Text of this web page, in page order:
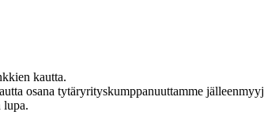
kautta.
osana tytäryrityskumppanuuttamme
lupa.